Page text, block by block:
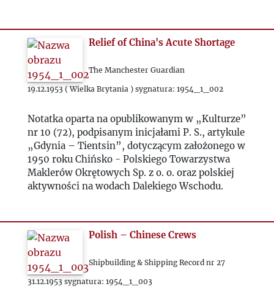
1961
1963
1964
1965
Relief of China's Acute Shortage
The Manchester Guardian
19.12.1953 ( Wielka Brytania ) sygnatura: 1954_1_002
Notatka oparta na opublikowanym w „Kulturze”
nr 10 (72), podpisanym inicjałami P. S., artykule
„Gdynia – Tientsin”, dotyczącym założonego w
1950 roku Chińsko - Polskiego Towarzystwa
Maklerów Okrętowych Sp. z o. o. oraz polskiej
aktywności na wodach Dalekiego Wschodu.
Polish – Chinese Crews
Shipbuilding & Shipping Record nr 27
31.12.1953 sygnatura: 1954_1_003